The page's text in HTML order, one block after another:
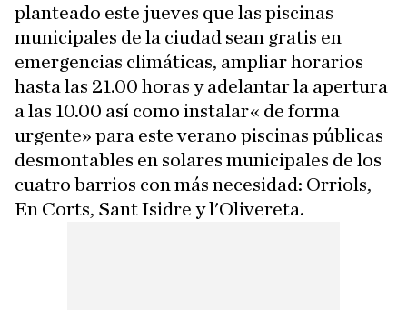
planteado este jueves que las piscinas
municipales de la ciudad sean gratis en
emergencias climáticas, ampliar horarios
hasta las 21.00 horas y adelantar la apertura
a las 10.00 así como instalar« de forma
urgente» para este verano piscinas públicas
desmontables en solares municipales de los
cuatro barrios con más necesidad: Orriols,
En Corts, Sant Isidre y l'Olivereta.